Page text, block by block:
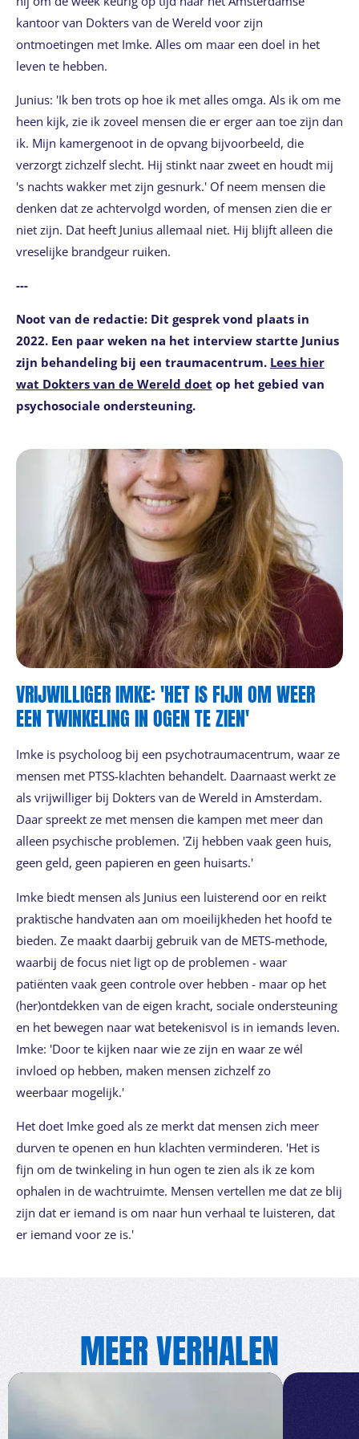
kantoor van Dokters van de Wereld voor zijn
ontmoetingen met Imke. Alles om maar een doel in het
leven te hebben.
Junius: 'Ik ben trots op hoe ik met alles omga. Als ik om me
heen kijk, zie ik zoveel mensen die er erger aan toe zijn dan
ik. Mijn kamergenoot in de opvang bijvoorbeeld, die
verzorgt zichzelf slecht. Hij stinkt naar zweet en houdt mij
's nachts wakker met zijn gesnurk.' Of neem mensen die
denken dat ze achtervolgd worden, of mensen zien die er
niet zijn. Dat heeft Junius allemaal niet. Hij blijft alleen die
vreselijke brandgeur ruiken.
---
Noot van de redactie: Dit gesprek vond plaats in
2022. Een paar weken na het interview startte Junius
zijn behandeling bij een traumacentrum. Lees hier
wat Dokters van de Wereld doet op het gebied van
psychosociale ondersteuning.
VRIJWILLIGER IMKE: 'HET IS FIJN OM WEER
EEN TWINKELING IN OGEN TE ZIEN'
Imke is psycholoog bij een psychotraumacentrum, waar ze
mensen met PTSS-klachten behandelt. Daarnaast werkt ze
als vrijwilliger bij Dokters van de Wereld in Amsterdam.
Daar spreekt ze met mensen die kampen met meer dan
alleen psychische problemen. 'Zij hebben vaak geen huis,
geen geld, geen papieren en geen huisarts.'
Imke biedt mensen als Junius een luisterend oor en reikt
praktische handvaten aan om moeilijkheden het hoofd te
bieden. Ze maakt daarbij gebruik van de METS-methode,
waarbij de focus niet ligt op de problemen - waar
patiënten vaak geen controle over hebben - maar op het
(her)ontdekken van de eigen kracht, sociale ondersteuning
en het bewegen naar wat betekenisvol is in iemands leven.
Imke: 'Door te kijken naar wie ze zijn en waar ze wél
invloed op hebben, maken mensen zichzelf zo
weerbaar mogelijk.'
Het doet Imke goed als ze merkt dat mensen zich meer
durven te openen en hun klachten verminderen. 'Het is
fijn om de twinkeling in hun ogen te zien als ik ze kom
ophalen in de wachtruimte. Mensen vertellen me dat ze blij
zijn dat er iemand is om naar hun verhaal te luisteren, dat
er iemand voor ze is.'
MEER VERHALEN